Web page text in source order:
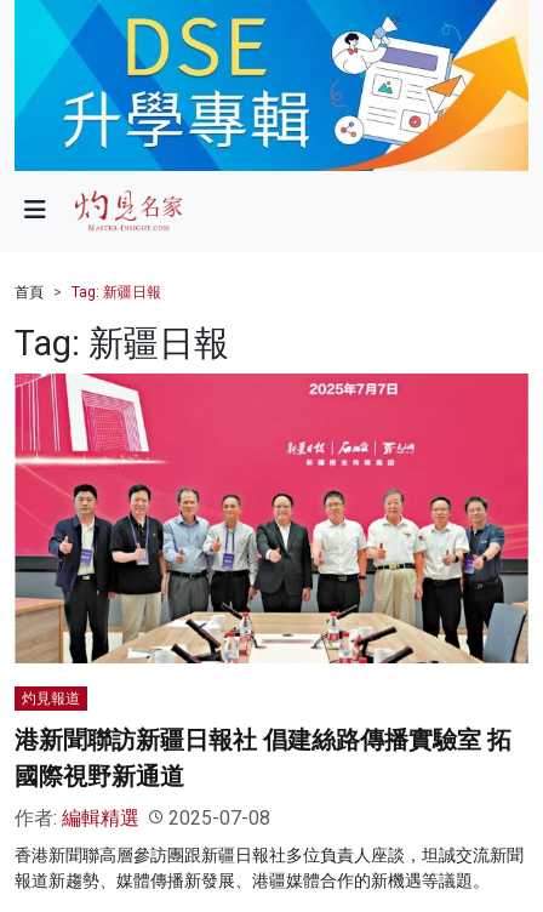
政局
財經
健康
商業
科技
影片
名家榜
灼見活動
首頁 Tag: 新疆日報
Tag: 新疆日報
灼見報道
港新聞聯訪新疆日報社 倡建絲路傳播實驗室 拓
國際視野新通道
作者: 編輯精選 2025-07-08
香港新聞聯高層參訪團跟新疆日報社多位負責人座談，坦誠交流新聞
報道新趨勢、媒體傳播新發展、港疆媒體合作的新機遇等議題。